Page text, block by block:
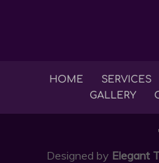
HOME SERVICES
GALLERY
Designed by Elegant